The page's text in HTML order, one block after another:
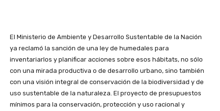
El Ministerio de Ambiente y Desarrollo Sustentable de la Nación
ya reclamó la sanción de una ley de humedales para
inventariarlos y planificar acciones sobre esos hábitats, no sólo
con una mirada productiva o de desarrollo urbano, sino también
con una visión integral de conservación de la biodiversidad y de
uso sustentable de la naturaleza. El proyecto de presupuestos
mínimos para la conservación, protección y uso racional y